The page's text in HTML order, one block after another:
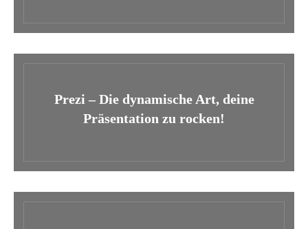
Prezi – Die dynamische Art, deine
Präsentation zu rocken!